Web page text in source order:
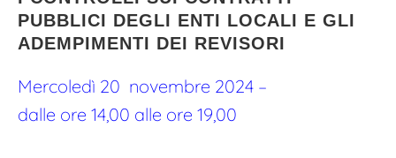
PUBBLICI DEGLI ENTI LOCALI E GLI
ADEMPIMENTI DEI REVISORI
Mercoledì 20 novembre 2024 –
dalle ore 14,00 alle ore 19,00